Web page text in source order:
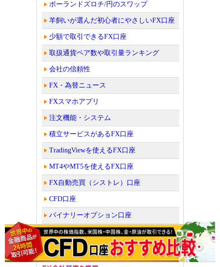
ポーランドズロチ/円のスワップ
羊飼いが選んだ初心者にやさしいFX口座
少額で取引できるFX口座
取扱通貨ペア数や取引量ランキング
会社の信頼性
FX・為替ニュース
FXスマホアプリ
注文機能・システム
積立サービスがあるFX口座
TradingViewを使えるFX口座
MT4やMT5を使えるFX口座
FX自動売買（シストレ）口座
CFD口座
バイナリーオプション口座
読者が選んだFX口座人気ランキング！
ビットコイン取引所・販売所を比較